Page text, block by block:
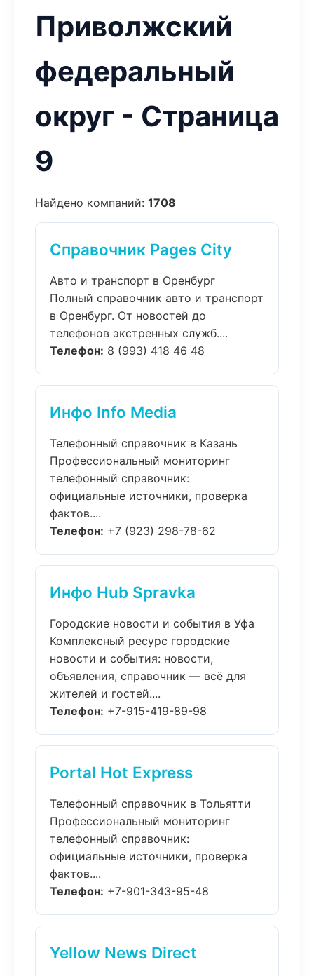
Приволжский
федеральный
округ - Страница
9
Найдено компаний: 1708
Справочник Pages City
Авто и транспорт в Оренбург
Полный справочник авто и транспорт
в Оренбург. От новостей до
телефонов экстренных служб....
Телефон: 8 (993) 418 46 48
Инфо Info Media
Телефонный справочник в Казань
Профессиональный мониторинг
телефонный справочник:
официальные источники, проверка
фактов....
Телефон: +7 (923) 298-78-62
Инфо Hub Spravka
Городские новости и события в Уфа
Комплексный ресурс городские
новости и события: новости,
объявления, справочник — всё для
жителей и гостей....
Телефон: +7-915-419-89-98
Portal Hot Express
Телефонный справочник в Тольятти
Профессиональный мониторинг
телефонный справочник:
официальные источники, проверка
фактов....
Телефон: +7-901-343-95-48
Yellow News Direct